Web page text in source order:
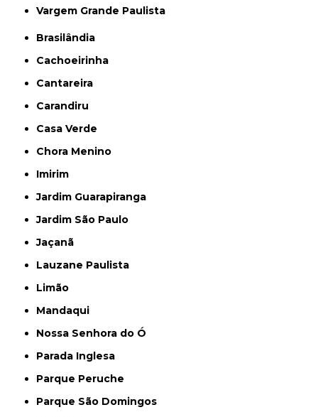
Vargem Grande Paulista
Brasilândia
Cachoeirinha
Cantareira
Carandiru
Casa Verde
Chora Menino
Imirim
Jardim Guarapiranga
Jardim São Paulo
Jaçanã
Lauzane Paulista
Limão
Mandaqui
Nossa Senhora do Ó
Parada Inglesa
Parque Peruche
Parque São Domingos